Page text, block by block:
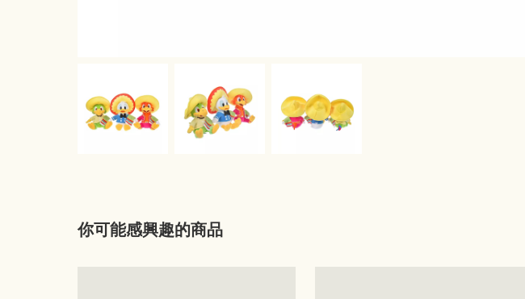
你可能感興趣的商品